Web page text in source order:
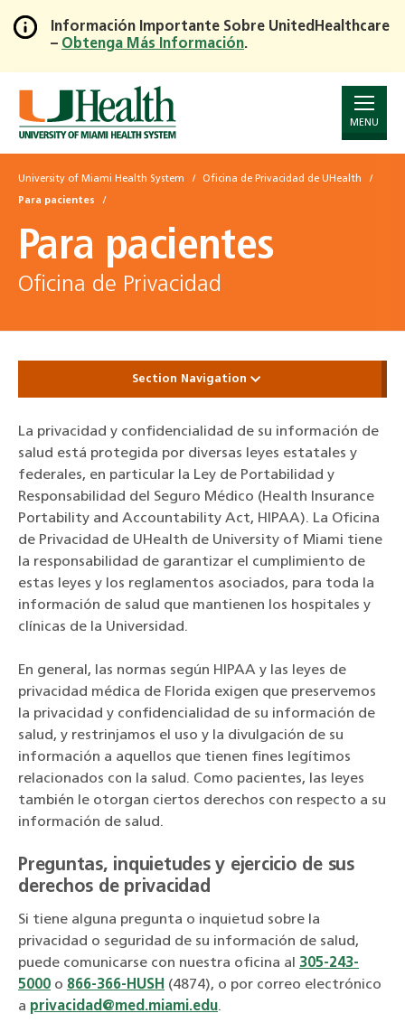
Skip
to
Main
Content
Información Importante Sobre UnitedHealthcare
– Obtenga Más Información.
MENU
University of Miami Health System Oficina de Privacidad de UHealth
Para pacientes
Para pacientes
Oficina de Privacidad
Section Navigation
La privacidad y confidencialidad de su información de
salud está protegida por diversas leyes estatales y
federales, en particular la Ley de Portabilidad y
Responsabilidad del Seguro Médico (Health Insurance
Portability and Accountability Act, HIPAA). La Oficina
de Privacidad de UHealth de University of Miami tiene
la responsabilidad de garantizar el cumplimiento de
estas leyes y los reglamentos asociados, para toda la
información de salud que mantienen los hospitales y
clínicas de la Universidad.
En general, las normas según HIPAA y las leyes de
privacidad médica de Florida exigen que preservemos
la privacidad y confidencialidad de su información de
salud, y restrinjamos el uso y la divulgación de su
información a aquellos que tienen fines legítimos
relacionados con la salud. Como pacientes, las leyes
también le otorgan ciertos derechos con respecto a su
información de salud.
Preguntas, inquietudes y ejercicio de sus
derechos de privacidad
Si tiene alguna pregunta o inquietud sobre la
privacidad o seguridad de su información de salud,
puede comunicarse con nuestra oficina al 305-243-
5000 o 866-366-HUSH (4874), o por correo electrónico
a privacidad@med.miami.edu.